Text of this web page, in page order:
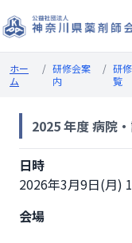
ホー
ム
/ 研修会案
内
/ 研
覧
2025 年度 病院
日時
2026年3月9日(月)
会場